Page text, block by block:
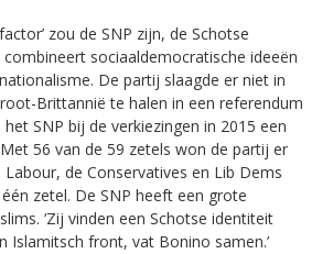
zou de SNP zijn, de Schotse
sociaaldemocratische ideeën
De partij slaagde er niet in
Brittannië te halen in een referendum
SNP bij de verkiezingen in 2015 een
56 van de 59 zetels won de partij er
de Conservatives en Lib Dems
zetel. De SNP heeft een grote
‘Zij vinden een Schotse identiteit
Islamitsch front, vat Bonino samen.’